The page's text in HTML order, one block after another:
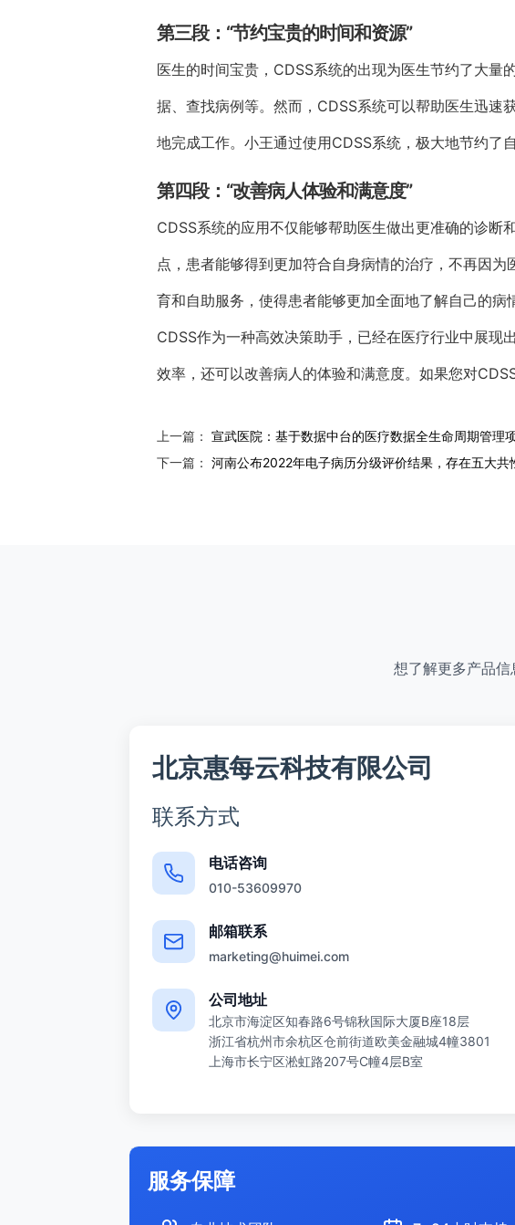
第三段：“节约宝贵的时间和资源”
医生的时间宝贵，CDSS系统的出现为医生节约了大量
据、查找病例等。然而，CDSS系统可以帮助医生迅速
地完成工作。小王通过使用CDSS系统，极大地节约了
第四段：“改善病人体验和满意度”
CDSS系统的应用不仅能够帮助医生做出更准确的诊
点，患者能够得到更加符合自身病情的治疗，不再因
育和自助服务，使得患者能够更加全面地了解自己的病
CDSS作为一种高效决策助手，已经在医疗行业中展
效率，还可以改善病人的体验和满意度。如果您对
上一篇： 宣武医院：基于数据中台的医疗数据全生命周期管理
下一篇： 河南公布2022年电子病历分级评价结果，存在五大共
想了解更多产品
北京惠每云科技有限公司
联系方式
电话咨询
010-53609970
邮箱联系
marketing@huimei.com
公司地址
北京市海淀区知春路6号锦秋国际大厦B座18层
浙江省杭州市余杭区仓前街道欧美金融城4幢3801
上海市长宁区淞虹路207号C幢4层B室
服务保障